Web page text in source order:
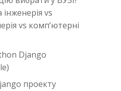
vs
vs комп’ютерні
Django
проекту